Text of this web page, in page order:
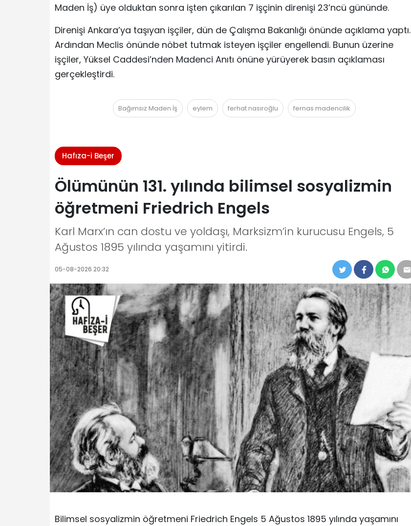
Maden İş) üye olduktan sonra işten çıkarılan 7 işçinin direnişi 23’ncü gününde.
Direnişi Ankara’ya taşıyan işçiler, dün de Çalışma Bakanlığı önünde açıklama yaptı.
Ardından Meclis önünde nöbet tutmak isteyen işçiler engellendi. Bunun üzerine
işçiler, Yüksel Caddesi’nden Madenci Anıtı önüne yürüyerek basın açıklaması
gerçekleştirdi.
Bağımsız Maden İş eylem ferhat nasıroğlu fernas madencilik
Hafıza-i Beşer
Ölümünün 131. yılında bilimsel sosyalizmin
öğretmeni Friedrich Engels
Karl Marx’ın can dostu ve yoldaşı, Marksizm’in kurucusu Engels, 5
Ağustos 1895 yılında yaşamını yitirdi.
05-08-2026 20:32
Bilimsel sosyalizmin öğretmeni Friedrich Engels 5 Ağustos 1895 yılında yaşamını